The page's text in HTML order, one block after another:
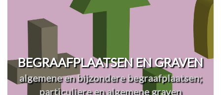
BEGRAAFPLAATSEN EN GRAVEN
algemene en bijzondere begraafplaatsen;
particuliere en algemene graven